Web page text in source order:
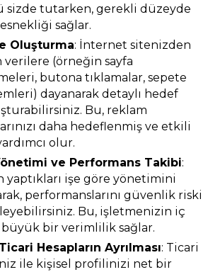
sizde tutarken, gerekli düzeyde
sağlar.
Oluşturma: İnternet sitenizden
verilere (örneğin sayfa
butona tıklamalar, sepete
dayanarak detaylı hedef
Bu, reklam
daha hedeflenmiş ve etkili
olur.
ve Performans Takibi:
yaptıkları işe göre yönetimini
performanslarını güvenlik riski
Bu, işletmenizin iç
bir verimlilik sağlar.
Hesapların Ayrılması: Ticari
ile kişisel profilinizi net bir